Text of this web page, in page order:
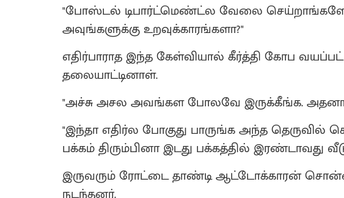
"போஸ்டல் டிபார்ட்மெண்ட்ல வேலை
அவுங்களுக்கு உறவுக்காரங்களா?"
எதிர்பாராத இந்த கேள்வியால் கீர்த்தி கோப
தலையாட்டினாள்.
"அச்சு அசல அவங்கள போலவே இருக்கீங்க.
"இந்தா எதிர்ல போகுது பாருங்க அந்த
பக்கம் திரும்பினா இடது பக்கத்தில் இரண்டாவது
இருவரும் ரோட்டை தாண்டி ஆட்டோக்காரன்